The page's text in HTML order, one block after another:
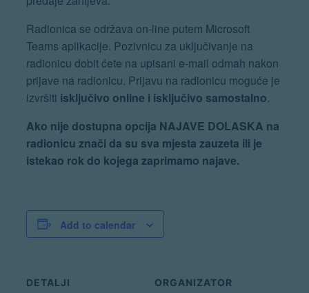
Radionica se održava on-line putem Microsoft
Teams aplikacije. Pozivnicu za uključivanje na
radionicu dobit ćete na upisani e-mail odmah nakon
prijave na radionicu. Prijavu na radionicu moguće je
izvršiti isključivo online i isključivo samostalno.
Ako nije dostupna opcija NAJAVE DOLASKA na
radionicu znači da su sva mjesta zauzeta ili je
istekao rok do kojega zaprimamo najave.
Add to calendar
DETALJI ORGANIZATOR